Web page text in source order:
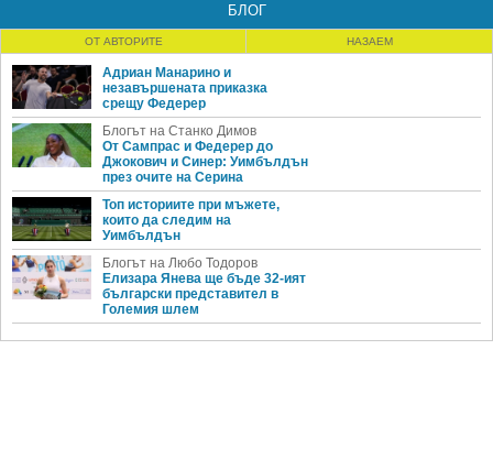
БЛОГ
ОТ АВТОРИТЕ НАЗАЕМ
Адриан Манарино и
незавършената приказка
срещу Федерер
Блогът на Станко Димов
От Сампрас и Федерер до
Джокович и Синер: Уимбълдън
през очите на Серина
Топ историите при мъжете,
които да следим на
Уимбълдън
Блогът на Любо Тодоров
Елизара Янева ще бъде 32-ият
български представител в
Големия шлем